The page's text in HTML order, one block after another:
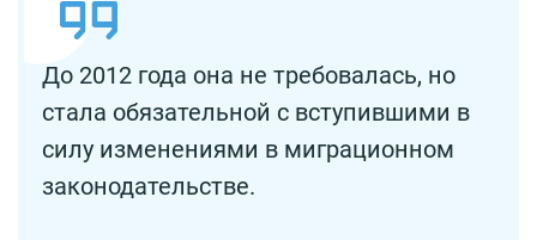
До 2012 года она не требовалась, но
стала обязательной с вступившими в
силу изменениями в миграционном
законодательстве.